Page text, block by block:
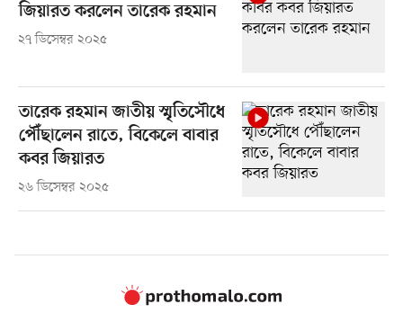
জিয়ারত করলেন তারেক রহমান
২৭ ডিসেম্বর ২০২৫
তারেক রহমান জাতীয় স্মৃতিসৌধে
পৌঁছালেন রাতে, বিকেলে বাবার
কবর জিয়ারত
২৬ ডিসেম্বর ২০২৫